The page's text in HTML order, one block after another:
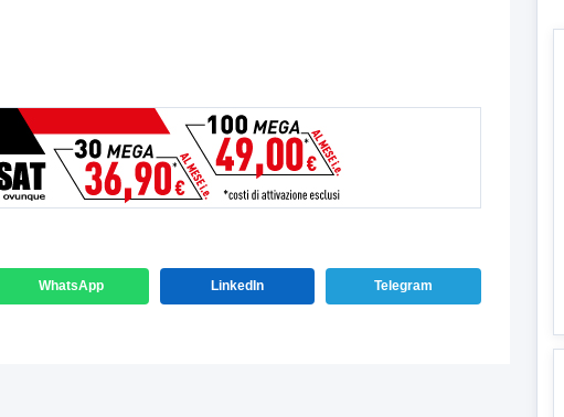
WhatsApp LinkedIn Telegram